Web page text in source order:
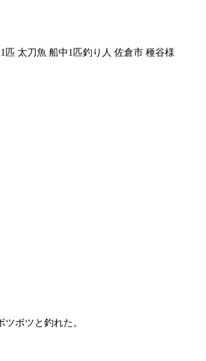
太刀魚 船中1匹釣り人 佐倉市 種谷様
ボツと釣れた。